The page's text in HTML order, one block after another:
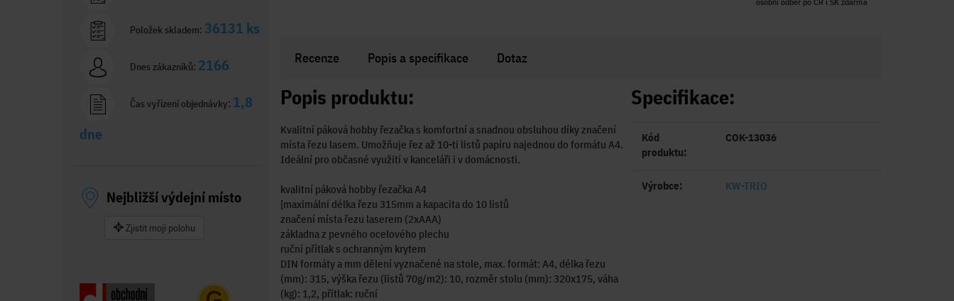
Recenze Popis a specifikace Dotaz
Popis produktu:
Kvalitní páková hobby řezačka s komfortní a snadnou obsluhou díky značení
místa řezu lasem. Umožňuje řez až 10-ti listů papíru najednou do formátu A4.
Ideální pro občasné využití v kanceláři i v domácnosti.
kvalitní páková hobby řezačka A4
[maximální délka řezu 315mm a kapacita do 10 listů
značení místa řezu laserem (2xAAA)
základna z pevného ocelového plechu
ruční přítlak s ochranným krytem
DIN formáty a mm dělení vyznačené na stole, max. formát: A4, délka řezu
(mm): 315, výška řezu (listů 70g/m2): 10, rozměr stolu (mm): 320x175, váha
(kg): 1,2, přítlak: ruční
Specifikace:
Kód
produktu:
COK-13036
Výrobce: KW-TRIO
Položek skladem: 36131 ks
Dnes zákazníků: 2166
Čas vyřízení objednávky: 1,8
dne
Nejbližší výdejní místo
Zjistit moji polohu